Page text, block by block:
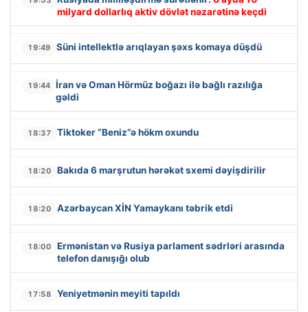
milyard dollarlıq aktiv dövlət nəzarətinə keçdi
19:49 Süni intellektlə arıqlayan şəxs komaya düşdü
19:44 İran və Oman Hörmüz boğazı ilə bağlı razılığa
gəldi
18:37 Tiktoker “Beniz”ə hökm oxundu
18:20 Bakıda 6 marşrutun hərəkət sxemi dəyişdirilir
18:20 Azərbaycan XİN Yamaykanı təbrik etdi
18:00
Ermənistan və Rusiya parlament sədrləri arasında
telefon danışığı olub
17:58 Yeniyetmənin meyiti tapıldı